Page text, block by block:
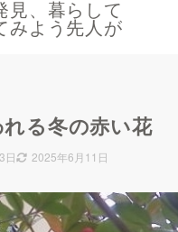
見、暮らして
みよう先人が
る冬の赤い花
日 2025年6月11日